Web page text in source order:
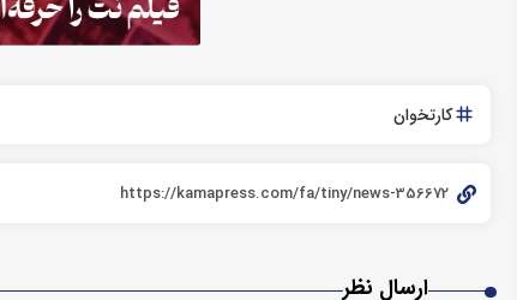
کارتخوان
ارسال نظر